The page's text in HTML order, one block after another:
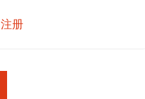
注册